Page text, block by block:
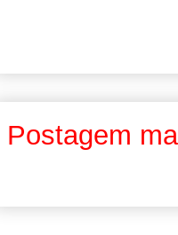
Postagem